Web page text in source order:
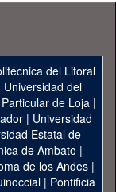
del Litoral
Universidad del
de Loja|
| Universidad
Estatal de
de Ambato |
de los Andes|
| Pontificia